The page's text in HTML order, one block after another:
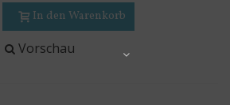
In den Warenkorb
Vorschau